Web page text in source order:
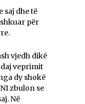
saj dhe të
për
vjedh dikë
veprimit
dy shokë
zbulon se
Në